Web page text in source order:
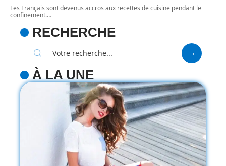
Les Français sont devenus accros aux recettes de cuisine pendant le
confinement.…
RECHERCHE
À LA UNE